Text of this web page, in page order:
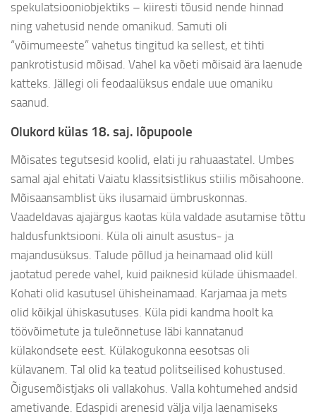
spekulatsiooniobjektiks – kiiresti tõusid nende hinnad
ning vahetusid nende omanikud. Samuti oli
“võimumeeste” vahetus tingitud ka sellest, et tihti
pankrotistusid mõisad. Vahel ka võeti mõisaid ära laenude
katteks. Jällegi oli feodaalüksus endale uue omaniku
saanud.
Olukord külas 18. saj. lõpupoole
Mõisates tegutsesid koolid, elati ju rahuaastatel. Umbes
samal ajal ehitati Vaiatu klassitsistlikus stiilis mõisahoone.
Mõisaansamblist üks ilusamaid ümbruskonnas.
Vaadeldavas ajajärgus kaotas küla valdade asutamise tõttu
haldusfunktsiooni. Küla oli ainult asustus- ja
majandusüksus. Talude põllud ja heinamaad olid küll
jaotatud perede vahel, kuid paiknesid külade ühismaadel.
Kohati olid kasutusel ühisheinamaad. Karjamaa ja mets
olid kõikjal ühiskasutuses. Küla pidi kandma hoolt ka
töövõimetute ja tuleõnnetuse läbi kannatanud
külakondsete eest. Külakogukonna eesotsas oli
külavanem. Tal olid ka teatud politseilised kohustused.
Õigusemõistjaks oli vallakohus. Valla kohtumehed andsid
ametivande. Edaspidi arenesid välja vilja laenamiseks